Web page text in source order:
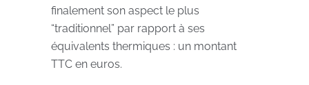
finalement son aspect le plus
“traditionnel” par rapport à ses
équivalents thermiques : un montant
TTC en euros.